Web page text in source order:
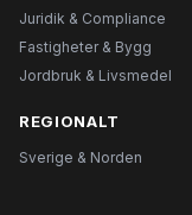
Juridik & Compliance
Fastigheter & Bygg
Jordbruk & Livsmedel
REGIONALT
Sverige & Norden